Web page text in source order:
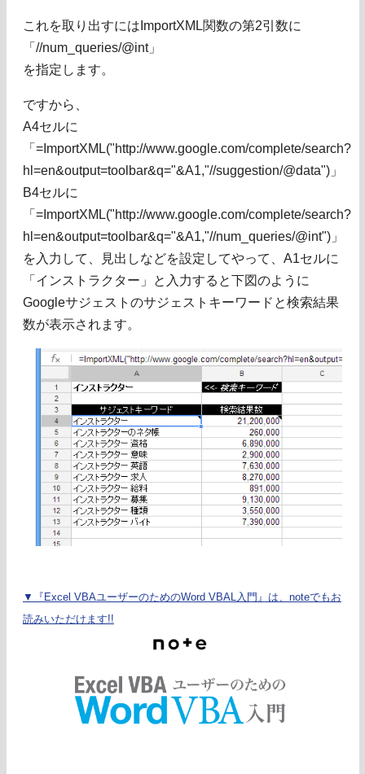
これを取り出すにはImportXML関数の第2引数に
「//num_queries/@int」
を指定します。
ですから、
A4セルに
「=ImportXML("http://www.google.com/complete/search?
hl=en&output=toolbar&q="&A1,"//suggestion/@data")」
B4セルに
「=ImportXML("http://www.google.com/complete/search?
hl=en&output=toolbar&q="&A1,"//num_queries/@int")」
を入力して、見出しなどを設定してやって、A1セルに
「インストラクター」と入力すると下図のように
Googleサジェストのサジェストキーワードと検索結果
数が表示されます。
▼『Excel VBAユーザーのためのWord VBAL入門』は、noteでもお
読みいただけます!!